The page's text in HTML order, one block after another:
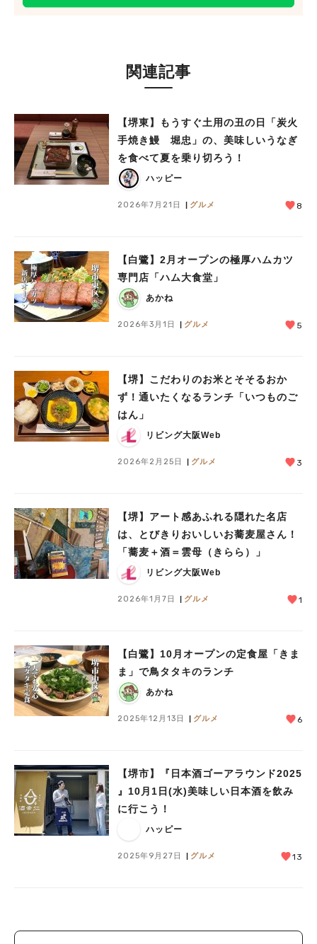
関連記事
【堺東】もうすぐ土用の丑の日「炭火
手焼き鰻 堀忠」の、美味しいうなぎ
を食べて夏を乗り切ろう！
ハッピー
2026年7月21日 グルメ 8
【白鷺】2月オープンの極厚ハムカツ
専門店「ハム大食堂」
あかね
2026年3月1日 グルメ 5
【堺】こだわりのお米とそそるおか
ず！通いたくなるランチ「いつものご
はん」
リビング大阪Web
2026年2月25日 グルメ 3
【堺】アート感あふれる隠れた名店
は、とびきりおいしいお蕎麦屋さん！
「蕎麦＋酒＝雲母（きらら）」
リビング大阪Web
2026年1月7日 グルメ 1
【白鷺】10月オープンの定食屋「きま
ま」で鳥タタキのランチ
あかね
2025年12月13日 グルメ 6
【堺市】『日本酒ゴーアラウンド2025
』10月1日(水)美味しい日本酒を飲み
に行こう！
ハッピー
2025年9月27日 グルメ 13